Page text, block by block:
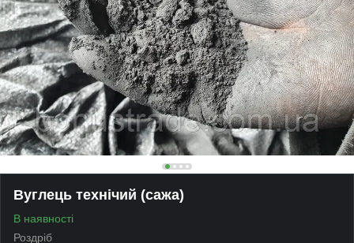
Вуглець технічий (сажа)
В наявності
Роздріб